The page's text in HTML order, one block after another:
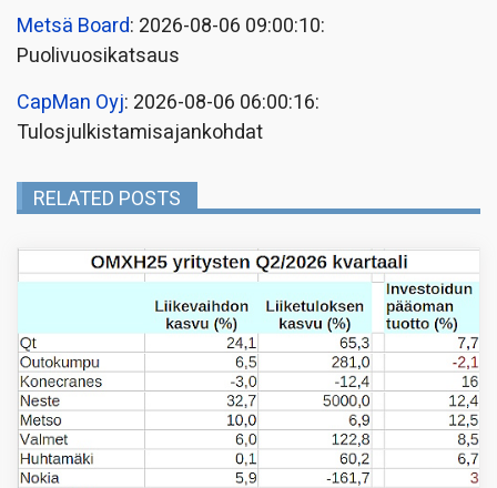
Metsä Board: 2026-08-06 09:00:10:
Puolivuosikatsaus
CapMan Oyj: 2026-08-06 06:00:16:
Tulosjulkistamisajankohdat
RELATED POSTS